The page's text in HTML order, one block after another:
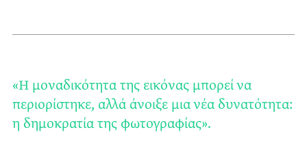
«Η μοναδικότητα της εικόνας μπορεί να
περιορίστηκε, αλλά άνοιξε μια νέα δυνατότητα:
η δημοκρατία της φωτογραφίας».